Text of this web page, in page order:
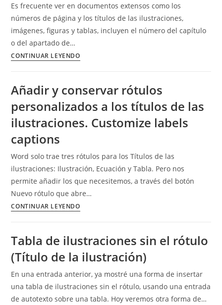
títulos
de
las
Es frecuente ver en documentos extensos como los
números de página y los títulos de las ilustraciones,
imágenes, figuras y tablas, incluyen el número del capítulo
o del apartado de…
CONTINUAR LEYENDOIncluir
del
capítulo
los
de
página
y
en
los
las
ilustraciones
tablas
Añadir y conservar rótulos
personalizados a los títulos de las
ilustraciones. Customize labels
captions
Word solo trae tres rótulos para los Títulos de las
ilustraciones: Ilustración, Ecuación y Tabla. Pero nos
permite añadir los que necesitemos, a través del botón
Nuevo rótulo que abre…
CONTINUAR LEYENDOAñadir
rótulos
personalizados
los
títulos
Tabla de ilustraciones sin el rótulo
(Título de la ilustración)
En una entrada anterior, ya mostré una forma de insertar
una tabla de ilustraciones sin el rótulo, usando una entrada
de autotexto sobre una tabla. Hoy veremos otra forma de…